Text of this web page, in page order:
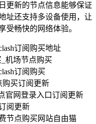
更新的节点信息能够保证
址还支持多设备使用，让
受畅快的网络体验。
订阅购买地址
机场节点购买
订阅购买
购买订阅更新
官网登录入口订阅更新
阅更新
节点购买网站自由猫